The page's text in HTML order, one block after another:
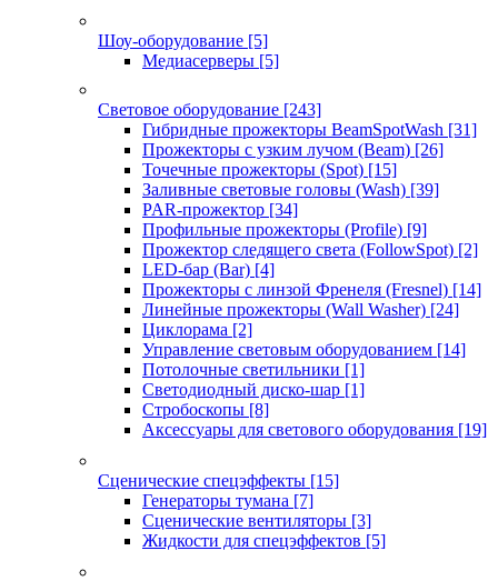
Шоу-оборудование [5]
Медиасерверы [5]
Световое оборудование [243]
Гибридные прожекторы BeamSpotWash [31]
Прожекторы с узким лучом (Beam) [26]
Точечные прожекторы (Spot) [15]
Заливные световые головы (Wash) [39]
PAR-прожектор [34]
Профильные прожекторы (Profile) [9]
Прожектор следящего света (FollowSpot) [2]
LED-бар (Bar) [4]
Прожекторы с линзой Френеля (Fresnel) [14]
Линейные прожекторы (Wall Washer) [24]
Циклорама [2]
Управление световым оборудованием [14]
Потолочные светильники [1]
Светодиодный диско-шар [1]
Стробоскопы [8]
Аксессуары для светового оборудования [19]
Сценические спецэффекты [15]
Генераторы тумана [7]
Сценические вентиляторы [3]
Жидкости для спецэффектов [5]